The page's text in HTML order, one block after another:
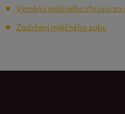
Výměna mléčného chrupu
Zadržení mléčného zubu